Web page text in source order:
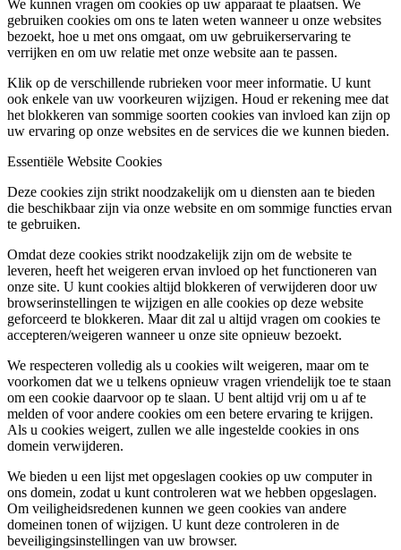
We kunnen vragen om cookies op uw apparaat te plaatsen. We
gebruiken cookies om ons te laten weten wanneer u onze websites
bezoekt, hoe u met ons omgaat, om uw gebruikerservaring te
verrijken en om uw relatie met onze website aan te passen.
Klik op de verschillende rubrieken voor meer informatie. U kunt
ook enkele van uw voorkeuren wijzigen. Houd er rekening mee dat
het blokkeren van sommige soorten cookies van invloed kan zijn op
uw ervaring op onze websites en de services die we kunnen bieden.
Essentiële Website Cookies
Deze cookies zijn strikt noodzakelijk om u diensten aan te bieden
die beschikbaar zijn via onze website en om sommige functies ervan
te gebruiken.
Omdat deze cookies strikt noodzakelijk zijn om de website te
leveren, heeft het weigeren ervan invloed op het functioneren van
onze site. U kunt cookies altijd blokkeren of verwijderen door uw
browserinstellingen te wijzigen en alle cookies op deze website
geforceerd te blokkeren. Maar dit zal u altijd vragen om cookies te
accepteren/weigeren wanneer u onze site opnieuw bezoekt.
We respecteren volledig als u cookies wilt weigeren, maar om te
voorkomen dat we u telkens opnieuw vragen vriendelijk toe te staan
om een cookie daarvoor op te slaan. U bent altijd vrij om u af te
melden of voor andere cookies om een betere ervaring te krijgen.
Als u cookies weigert, zullen we alle ingestelde cookies in ons
domein verwijderen.
We bieden u een lijst met opgeslagen cookies op uw computer in
ons domein, zodat u kunt controleren wat we hebben opgeslagen.
Om veiligheidsredenen kunnen we geen cookies van andere
domeinen tonen of wijzigen. U kunt deze controleren in de
beveiligingsinstellingen van uw browser.